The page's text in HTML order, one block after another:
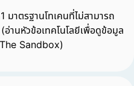
มาตรฐานโทเคนที่ไม่สามารถ
านหัวข้อเทคโนโลยีเพื่อดูข้อมูล
Sandbox)